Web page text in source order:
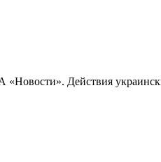
Действия